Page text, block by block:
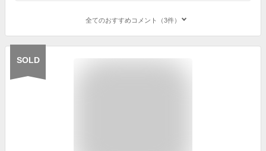
全てのおすすめコメント（3件）
SOLD